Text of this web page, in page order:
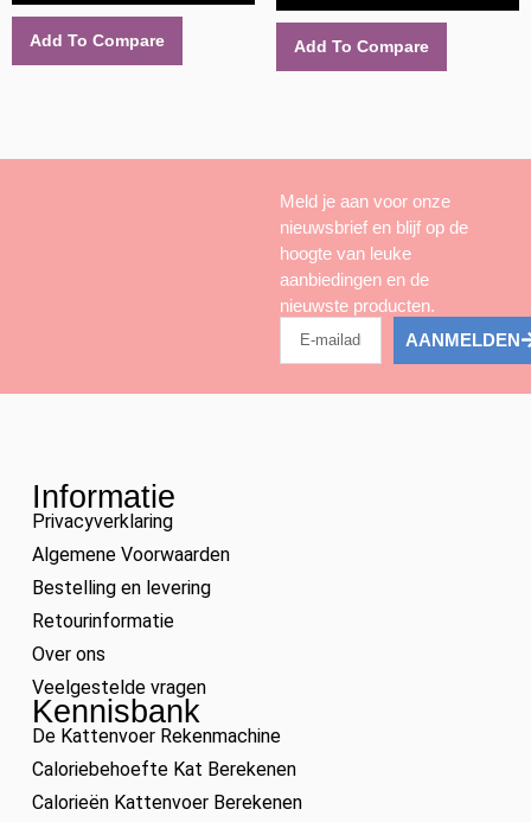
Add To Compare Add To Compare
Meld je aan voor onze
nieuwsbrief en blijf op de
hoogte van leuke
aanbiedingen en de
nieuwste producten.
AANMELDEN
Informatie
Privacyverklaring
Algemene Voorwaarden
Bestelling en levering
Retourinformatie
Over ons
Veelgestelde vragen
Kennisbank
De Kattenvoer Rekenmachine
Caloriebehoefte Kat Berekenen
Calorieën Kattenvoer Berekenen